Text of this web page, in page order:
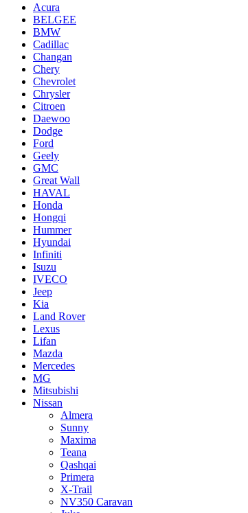
Acura
BELGEE
BMW
Cadillac
Changan
Chery
Chevrolet
Chrysler
Citroen
Daewoo
Dodge
Ford
Geely
GMC
Great Wall
HAVAL
Honda
Hongqi
Hummer
Hyundai
Infiniti
Isuzu
IVECO
Jeep
Kia
Land Rover
Lexus
Lifan
Mazda
Mercedes
MG
Mitsubishi
Nissan
Almera
Sunny
Maxima
Teana
Qashqai
Primera
X-Trail
NV350 Caravan